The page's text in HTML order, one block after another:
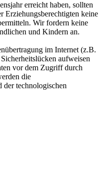
erreicht haben, sollten
Erziehungsberechtigten keine
Wir fordern keine
und Kindern an.
im Internet (z.B.
aufweisen
vor dem Zugriff durch
die
der technologischen